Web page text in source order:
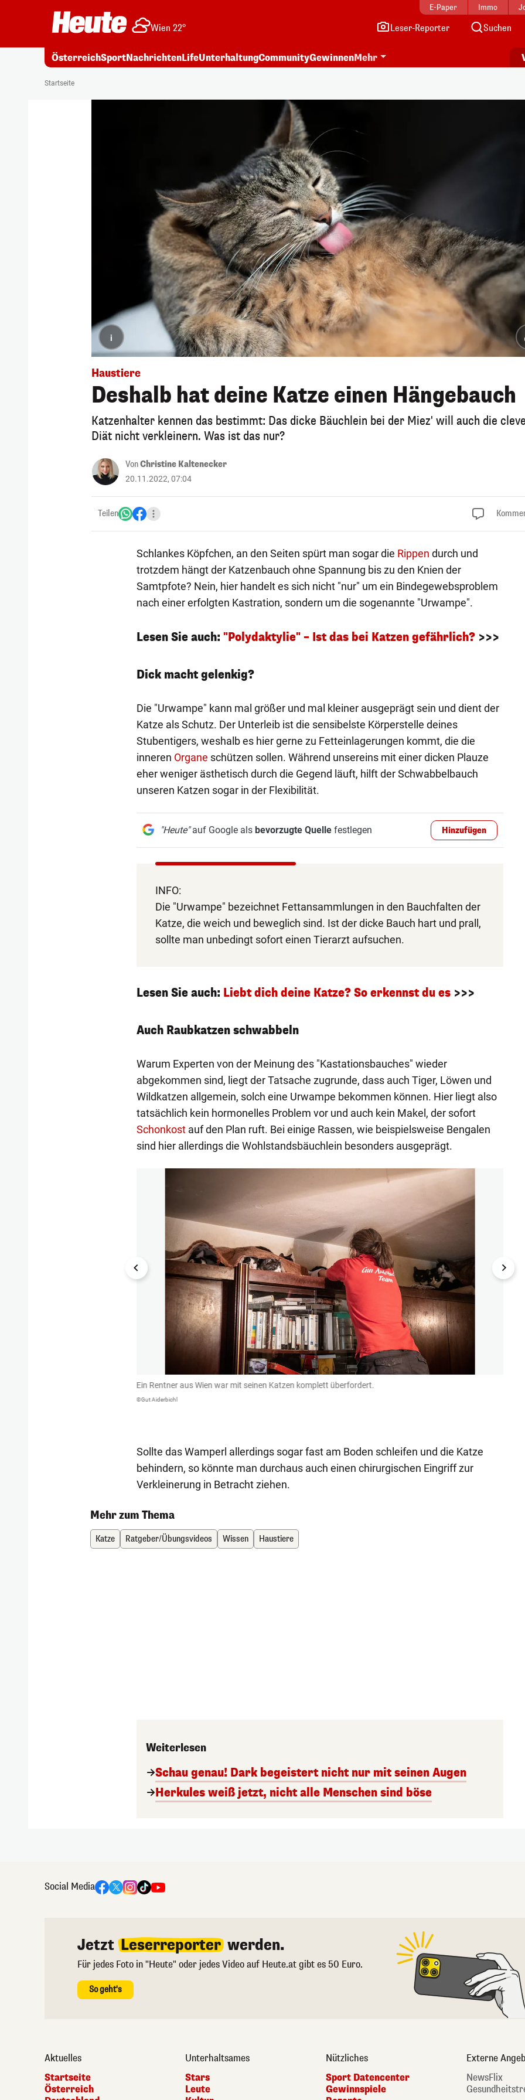
E-Paper Immo
Wien 22° Leser-Reporter Suchen
ÖsterreichSportNachrichtenLifeUnterhaltungCommunityGewinnenMehr
Startseite
i
Haustiere
Deshalb hat deine Katze einen Hängebauch
Katzenhalter kennen das bestimmt: Das dicke Bäuchlein bei der Miez' will auch die
Diät nicht verkleinern. Was ist das nur?
VonChristine Kaltenecker
20.11.2022, 07:04
Teilen
Schlankes Köpfchen, an den Seiten spürt man sogar die Rippen durch und
trotzdem hängt der Katzenbauch ohne Spannung bis zu den Knien der
Samtpfote? Nein, hier handelt es sich nicht "nur" um ein Bindegewebsproblem
nach einer erfolgten Kastration, sondern um die sogenannte "Urwampe".
Lesen Sie auch: "Polydaktylie" – Ist das bei Katzen gefährlich?>>>
Dick macht gelenkig?
Die "Urwampe" kann mal größer und mal kleiner ausgeprägt sein und dient der
Katze als Schutz. Der Unterleib ist die sensibelste Körperstelle deines
Stubentigers, weshalb es hier gerne zu Fetteinlagerungen kommt, die die
inneren Organe schützen sollen. Während unsereins mit einer dicken Plauze
eher weniger ästhetisch durch die Gegend läuft, hilft der Schwabbelbauch
unseren Katzen sogar in der Flexibilität.
"Heute"auf Google als bevorzugte Quellefestlegen Hinzufügen
INFO:
Die "Urwampe" bezeichnet Fettansammlungen in den Bauchfalten der
Katze, die weich und beweglich sind. Ist der dicke Bauch hart und prall,
sollte man unbedingt sofort einen Tierarzt aufsuchen.
Lesen Sie auch: Liebt dich deine Katze? So erkennst du es>>>
Auch Raubkatzen schwabbeln
Warum Experten von der Meinung des "Kastationsbauches" wieder
abgekommen sind, liegt der Tatsache zugrunde, dass auch Tiger, Löwen und
Wildkatzen allgemein, solch eine Urwampe bekommen können. Hier liegt also
tatsächlich kein hormonelles Problem vor und auch kein Makel, der sofort
Schonkostauf den Plan ruft. Bei einige Rassen, wie beispielsweise Bengalen
sind hier allerdings die Wohlstandsbäuchlein besonders ausgeprägt.
1/10
Ein Rentner aus Wien war mit seinen Katzen komplett überfordert.
©Gut Aiderbichl
Sollte das Wamperl allerdings sogar fast am Boden schleifen und die Katze
behindern, so könnte man durchaus auch einen chirurgischen Eingriff zur
Verkleinerung in Betracht ziehen.
Mehr zum Thema
Katze Ratgeber/Übungsvideos Wissen Haustiere
Weiterlesen
Schau genau! Dark begeistert nicht nur mit seinen Augen
Herkules weiß jetzt, nicht alle Menschen sind böse
Social Media
Jetzt Leserreporter werden.
Für jedes Foto in "Heute" oder jedes Video auf Heute.at gibt es 50 Euro.
So geht's
Aktuelles
Startseite
Österreich
Unterhaltsames
Stars
Leute
Nützliches
Sport Datencenter
Gewinnspiele
Externe
NewsFlix